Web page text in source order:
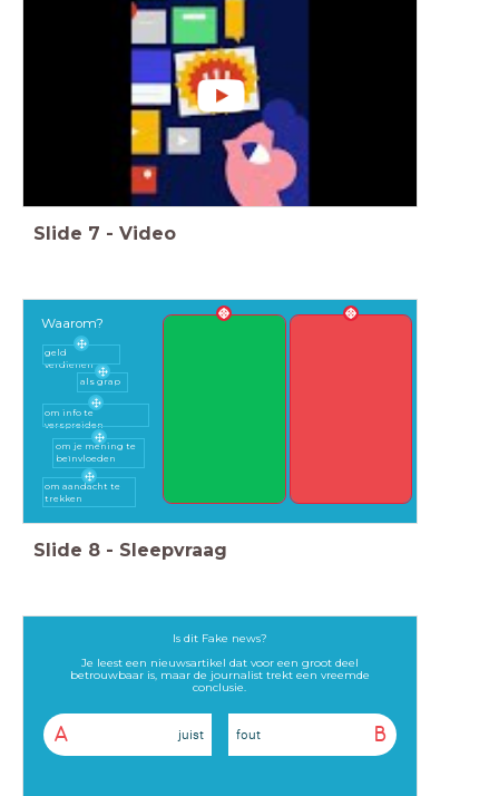
Slide 7 - Video
Waarom?
geld
verdienen
als grap
om info te
verspreiden
om je mening te
beïnvloeden
om aandacht te
trekken
Slide 8 - Sleepvraag
Is dit Fake news?
Je leest een nieuwsartikel dat voor een groot deel
betrouwbaar is, maar de journalist trekt een vreemde
conclusie.
A juist B
fout